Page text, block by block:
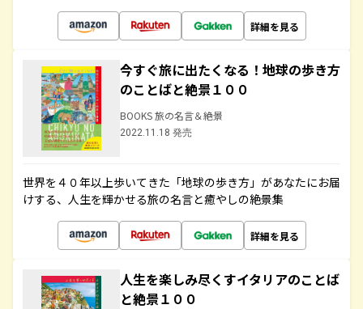
詳細を見る
今すぐ旅に出たくなる！地球の歩き方
のことばと絶景１００
BOOKS 旅の名言＆絶景
2022.11.18 発売
世界を４０年以上歩いてきた「地球の歩き方」があなたにお届
けする、人生を輝かせる旅の名言と癒やしの絶景集
詳細を見る
人生を楽しみ尽くすイタリアのことば
と絶景１００